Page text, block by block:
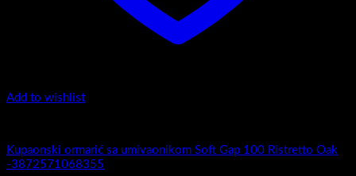
Add to wishlist
Kupaonski ormarić sa umivaonikom Soft Gap 100 Ristretto Oak
-3872571068355